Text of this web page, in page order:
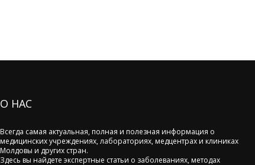
О НАС
Всегда самая актуальная, полная и полезная информация о
медицинских учреждениях, лабораториях, медцентрах и клиниках
Молдовы и других стран.
Здесь вы найдете экспертные статьи о заболеваниях, методах